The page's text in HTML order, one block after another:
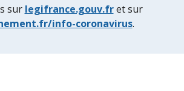
sur legifrance.gouv.fr
et sur
info-coronavirus.